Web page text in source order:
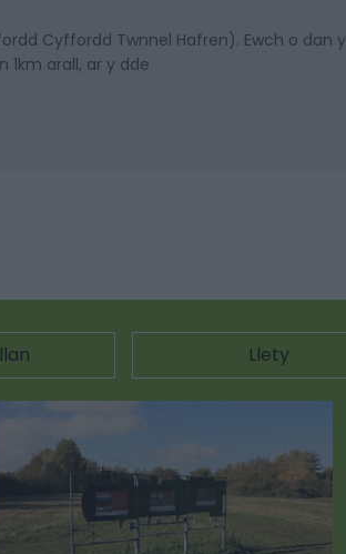
Cyffordd Twnnel Hafren). Ewch o dan y
arall, ar y dde
Llety